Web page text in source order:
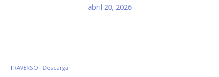
abril 20, 2026
TRAVERSO Descarga